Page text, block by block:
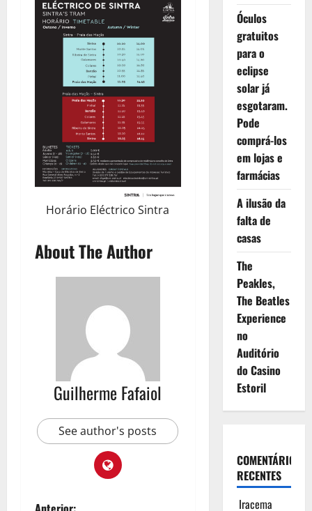
Horário Eléctrico Sintra
About The Author
Guilherme Fafaiol
See author's posts
Óculos
gratuitos
para o
eclipse
solar já
esgotaram.
Pode
comprá-los
em lojas e
farmácias
A ilusão da
falta de
casas
The
Peakles,
The Beatles
Experience
no
Auditório
do Casino
Estoril
COMENTÁRIOS
RECENTES
Iracema